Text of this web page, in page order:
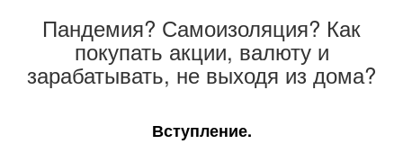
Пандемия? Самоизоляция? Как
покупать акции, валюту и
зарабатывать, не выходя из дома?
Вступление.